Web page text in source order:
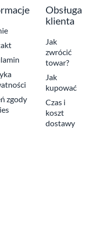
zgody
Obsługa
klienta
Jak
zwrócić
towar?
Jak
kupować
Czas i
koszt
dostawy